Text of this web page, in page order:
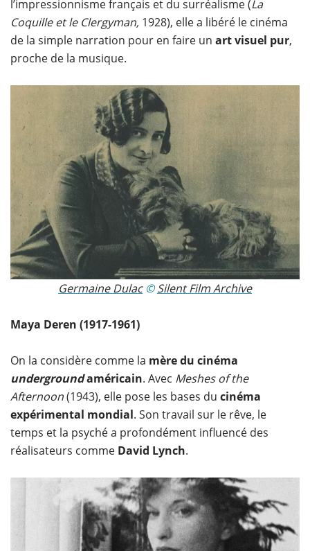
l’impressionnisme français et du surréalisme (La
Coquille et le Clergyman, 1928), elle a libéré le cinéma
de la simple narration pour en faire un art visuel pur,
proche de la musique.
Germaine Dulac©Silent Film Archive
Maya Deren (1917-1961)
On la considère comme la mère du cinéma
undergroundaméricain. Avec Meshes of the
Afternoon(1943), elle pose les bases du cinéma
expérimental mondial. Son travail sur le rêve, le
temps et la psyché a profondément influencé des
réalisateurs comme David Lynch.